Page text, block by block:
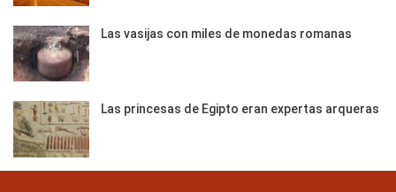
Las vasijas con miles de monedas romanas
Las princesas de Egipto eran expertas arqueras